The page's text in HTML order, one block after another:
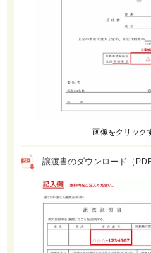
画像をクリック
譲渡書のダウンロード（PDF